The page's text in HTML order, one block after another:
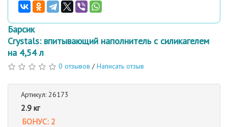
Барсик
Crystals: впитывающий наполнитель с силикагелем
на 4,54 л
0 отзывов /Написать отзыв
Артикул: 26173
2.9 кг
БОНУС: 2